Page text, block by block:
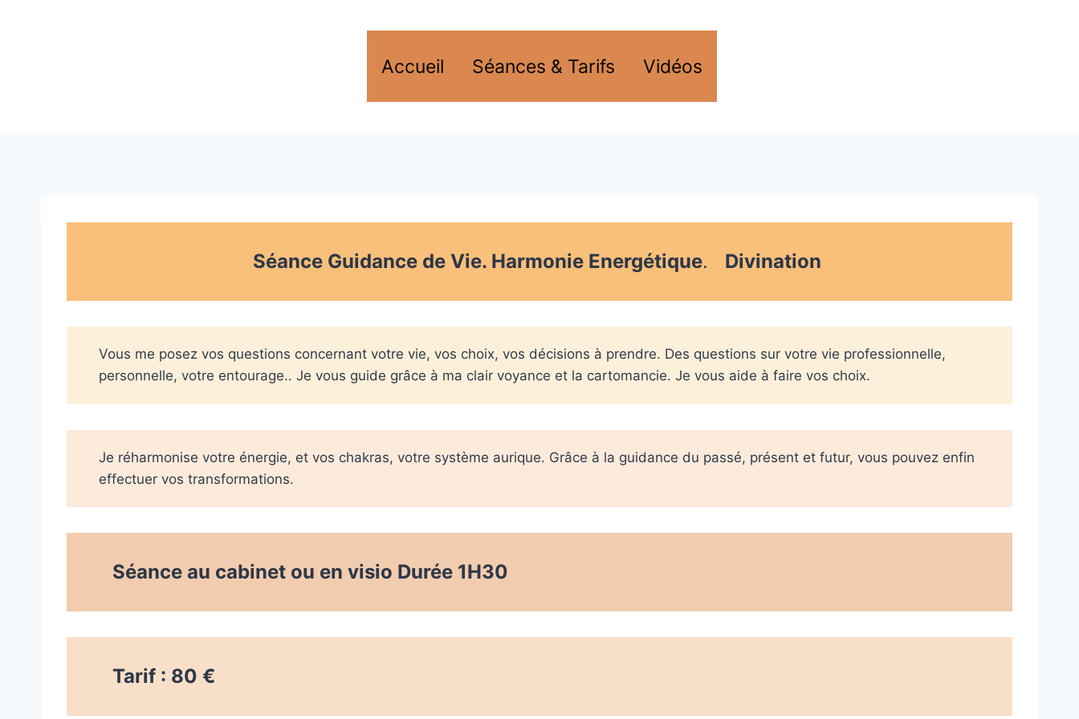
Accueil Séances & Tarifs Vidéos
Séance Guidance de Vie. Harmonie Energétique. Divination
Vous me posez vos questions concernant votre vie, vos choix, vos décisions à prendre. Des questions sur votre vie professionnelle,
personnelle, votre entourage.. Je vous guide grâce à ma clair voyance et la cartomancie. Je vous aide à faire vos choix.
Je réharmonise votre énergie, et vos chakras, votre système aurique. Grâce à la guidance du passé, présent et futur, vous pouvez enfin
effectuer vos transformations.
Séance au cabinet ou en visio Durée 1H30
Tarif : 80 €